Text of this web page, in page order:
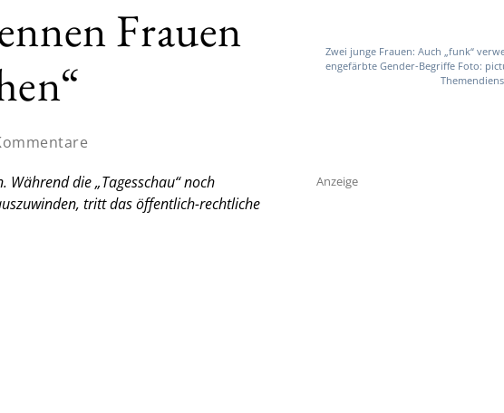
Frauen
Während die „Tagesschau“ noch
tritt das öffentlich-rechtliche
Zwei junge Frauen: Auch „funk“
engefärbte Gender-Begriffe Foto:
Anzeige